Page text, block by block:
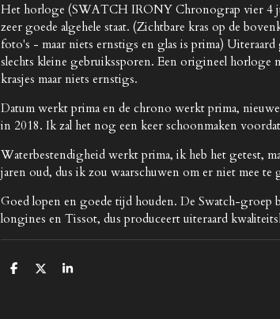
Het horloge (SWATCH IRONY Chronograp vier 4
zeer goede algehele staat. (Zichtbare kras op de
foto's - maar niets ernstigs en glas is prima) Uiteraard
slechts kleine gebruikssporen. Een origineel horloge
krasjes maar niets ernstigs.
Datum werkt prima en de chrono werkt prima, nieuwe
in 2018. Ik zal het nog een keer schoonmaken
Waterbestendigheid werkt prima, ik heb het getest,
jaren oud, dus ik zou waarschuwen om er niet mee te
Goed lopen en goede tijd houden. De Swatch-groep
longines en Tissot, dus produceert uiteraard
D
D
S